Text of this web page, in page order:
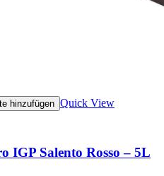
hinzufügen Quick View
IGP Salento Rosso – 5L